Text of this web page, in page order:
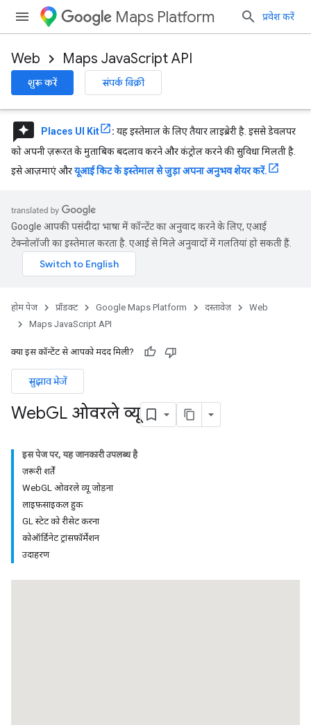
Maps Platform प्रवेश करें
Web Maps JavaScript API
शुरू करें संपर्क बिक्री
reviews Places UI Kit : यह इस्तेमाल के लिए तैयार लाइब्रेरी है. इससे डेवलपर
को अपनी ज़रूरत के मुताबिक बदलाव करने और कंट्रोल करने की सुविधा मिलती है.
इसे आज़माएं औरयूआई किट के इस्तेमाल से जुड़ा अपना अनुभव शेयर करें.
Google आपकी पसंदीदा भाषा में कॉन्टेंट का अनुवाद करने के लिए, एआई
टेक्नोलॉजी का इस्तेमाल करता है. एआई से मिले अनुवादों में गलतियां हो सकती हैं.
होम पेज प्रॉडक्ट Google Maps Platform दस्तावेज़
Web
Maps JavaScript API
क्या इस कॉन्टेंट से आपको मदद मिली?
सुझाव भेजें
WebGL ओवरले व्यू
इस पेज पर, यह जानकारी उपलब्ध है
ज़रूरी शर्तें
WebGL ओवरले व्यू जोड़ना
लाइफ़साइकल हुक
GL स्टेट को रीसेट करना
कोऑर्डिनेट ट्रांसफ़ॉर्मेशन
उदाहरण